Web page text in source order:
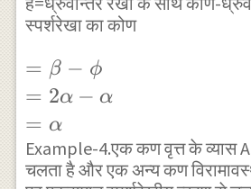
1-\tan ^{ 2
}{ \alpha }
} \\ =\tan
{ 2\alpha }
\\
\Rightarrow
\beta
\cot {
}
=0+\cot
{ \alpha
} \\ \cot
{ \phi }
=\cot {
\alpha }
\\ \phi
स्पर्शरेखा का कोण
=\beta -
\phi \\
=2\alpha
-\alpha
\\
= β − ϕ
= 2α − α
= α
Example-4.एक कण वृत्त के व्यास
चलता है और एक अन्य कण